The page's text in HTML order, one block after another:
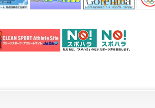
令和8年度障害馬術に関する競技会規程改定について
令和8年度馬場馬術に関する競技会規程改定について
令和8年度エンデュランスに関する競技会規程改定につい